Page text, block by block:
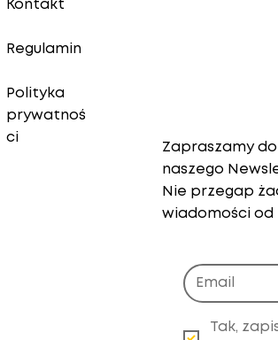
Kontakt
Regulamin
Polityka
prywatnoś
ci
Zapraszamy
naszego
Nie przegap
wiadomości od
Tak,